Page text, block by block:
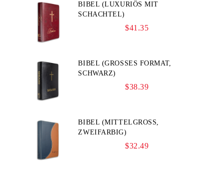
BIBEL (LUXURIÖS MIT
SCHACHTEL)
$41.35
BIBEL (GROSSES FORMAT, S
CHWARZ)
$38.39
BIBEL (MITTELGROSS, Z
WEIFARBIG)
$32.49